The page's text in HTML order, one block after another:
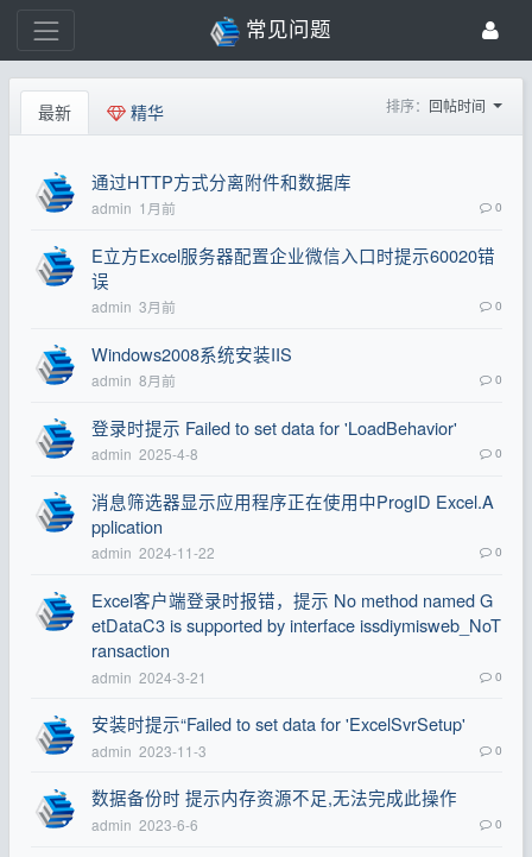
常见问题
最新 精华 排序： 回帖时间
通过HTTP方式分离附件和数据库
admin 1月前 0
E立方Excel服务器配置企业微信入口时提示60020错
误
admin 3月前 0
Windows2008系统安装IIS
admin 8月前 0
登录时提示 Failed to set data for 'LoadBehavior'
admin 2025-4-8 0
消息筛选器显示应用程序正在使用中ProgID Excel.A
pplication
admin 2024-11-22 0
Excel客户端登录时报错，提示 No method named G
etDataC3 is supported by interface issdiymisweb_NoT
ransaction
admin 2024-3-21 0
安装时提示“Failed to set data for 'ExcelSvrSetup'
admin 2023-11-3 0
数据备份时 提示内存资源不足,无法完成此操作
admin 2023-6-6 0